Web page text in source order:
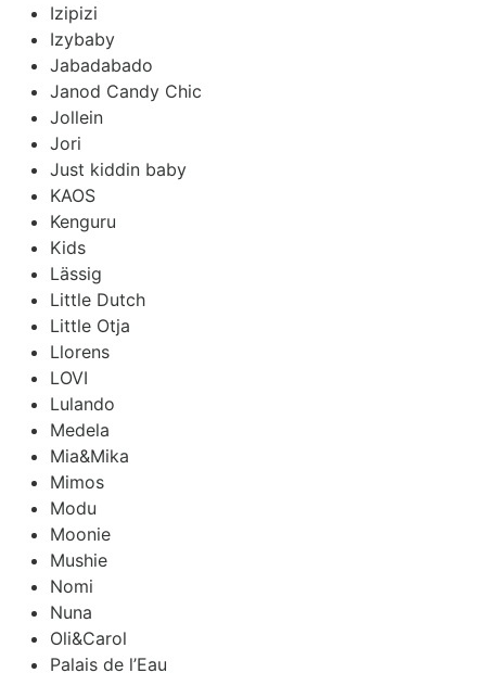
Izipizi
Izybaby
Jabadabado
Janod Candy Chic
Jollein
Jori
Just kiddin baby
KAOS
Kenguru
Kids
Lässig
Little Dutch
Little Otja
Llorens
LOVI
Lulando
Medela
Mia&Mika
Mimos
Modu
Moonie
Mushie
Nomi
Nuna
Oli&Carol
Palais de l’Eau